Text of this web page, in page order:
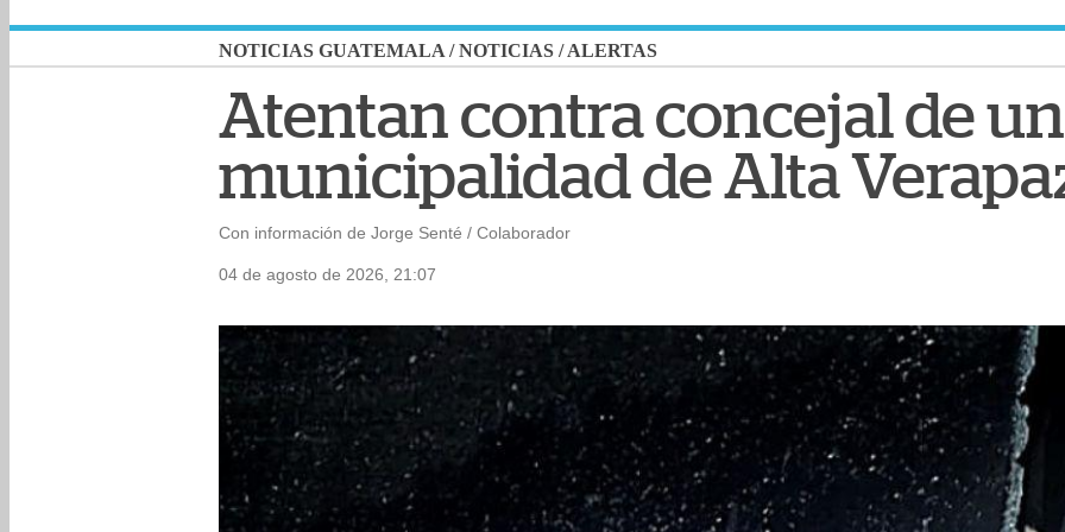
NOTICIAS GUATEMALA /NOTICIAS /ALERTAS
Atentan contra concejal de
municipalidad de Alta
Con información de Jorge Senté / Colaborador
04 de agosto de 2026, 21:07